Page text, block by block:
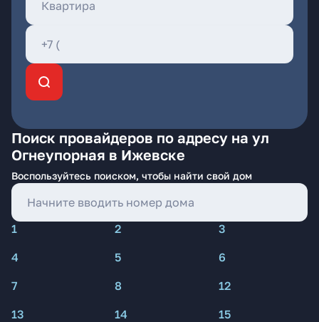
Поиск провайдеров по адресу на ул
Огнеупорная в Ижевске
Воспользуйтесь поиском, чтобы найти свой дом
1 2
3
4
5
6
7
8
12
13
14
15